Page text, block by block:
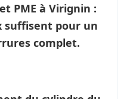
PME à Virignin :
suffisent pour un
complet.